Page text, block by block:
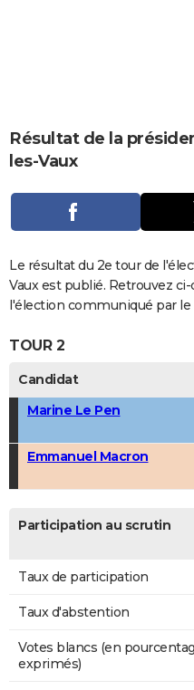
CARTE DE VOEUX
Carte de Noël
Carte Bonne année
Carte Saint-Valentin
Carte Pâques
Carte d'anniversaire
DICTIONNAIRE
Dictionnaire
Biographies
Expressions
Proverbes
PROGRAMME TV
S'inscrire
Se connecter
Lycées
Collèges
Primaires
Universités
Entreprises
Service militaire
Avis de recherche
AVIS DE DÉCÈS
Bricolage
Lifestyle
Culture
Sport
Auto
Television
Voyage
Cinema
Résultat de la
les-Vaux
Le résultat du 2e tour de
Vaux est publié. Retrouvez
l'élection communiqué par
TOUR 2
Candidat
Marine Le Pen
Emmanuel Macron
Participation au scrutin
Taux de participation
Taux d'abstention
Votes blancs (en
exprimés)